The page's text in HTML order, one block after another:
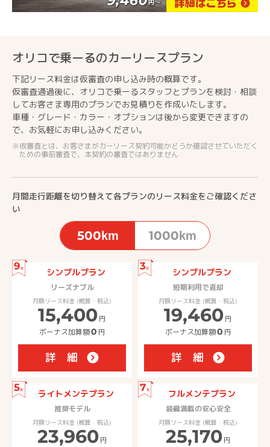
オリコで乗ーるのカーリースプラン
下記リース料金は仮審査の申し込み時の概算です。
仮審査通過後に、オリコで乗ーるスタッフとプランを検討・相談
してお客さま専用のプランでお見積りを作成いたします。
車種・グレード・カラー・オプションは後から変更できますの
で、お気軽にお申し込みください。
仮審査とは、お客さまがカーリース契約可能かどうか確認させていただく
ための事前審査で、本契約の審査ではありません
月間走行距離を切り替えて各プランのリース料金をご確認くださ
い
500km 1000km
9年 シンプルプラン
リーズナブル
月額リース料金 (概算・税込)
15,400円
ボーナス加算額0 円
詳 細
3年 シンプルプラン
短期利用で返却
月額リース料金 (概算・税込)
19,460円
ボーナス加算額0 円
詳 細
5年 ライトメンテプラン
推奨モデル
月額リース料金 (概算・税込)
23,960 円
7年 フルメンテプラン
装備満載の安心安全
月額リース料金 (概算・税込)
25,170 円